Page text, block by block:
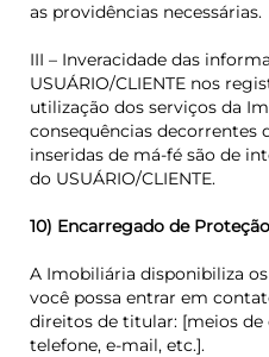
as providências necessárias.
III – Inveracidade das
USUÁRIO/CLIENTE nos
utilização dos serviços da
consequências decorrentes
inseridas de má-fé são de
do USUÁRIO/CLIENTE.
10) Encarregado de
A Imobiliária disponibiliza
você possa entrar em
direitos de titular: [meios
telefone, e-mail, etc.].